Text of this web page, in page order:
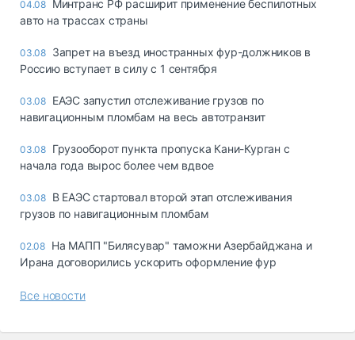
04.08
Минтранс РФ расширит применение беспилотных
авто на трассах страны
03.08 Запрет на въезд иностранных фур-должников в
Россию вступает в силу с 1 сентября
03.08 ЕАЭС запустил отслеживание грузов по
навигационным пломбам на весь автотранзит
03.08 Грузооборот пункта пропуска Кани-Курган с
начала года вырос более чем вдвое
03.08 В ЕАЭС стартовал второй этап отслеживания
грузов по навигационным пломбам
02.08 На МАПП "Билясувар" таможни Азербайджана и
Ирана договорились ускорить оформление фур
Все новости